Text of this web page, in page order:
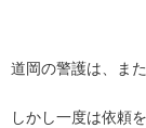
道岡の警護は、ま
しかし一度は依頼